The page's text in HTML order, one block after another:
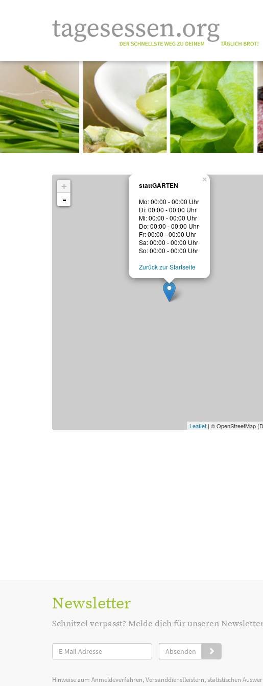
×
stattGARTEN
Mo: 00:00 - 00:00 Uhr
Di: 00:00 - 00:00 Uhr
Mi: 00:00 - 00:00 Uhr
Do: 00:00 - 00:00 Uhr
Fr: 00:00 - 00:00 Uhr
Sa: 00:00 - 00:00 Uhr
So: 00:00 - 00:00 Uhr
Zurück zur Startseite
+
-
Leaflet| © OpenStreetMap
Newsletter
Schnitzel verpasst? Melde dich für unseren
Absenden
Hinweise zum Anmeldeverfahren, Versanddienstleistern, statistischen